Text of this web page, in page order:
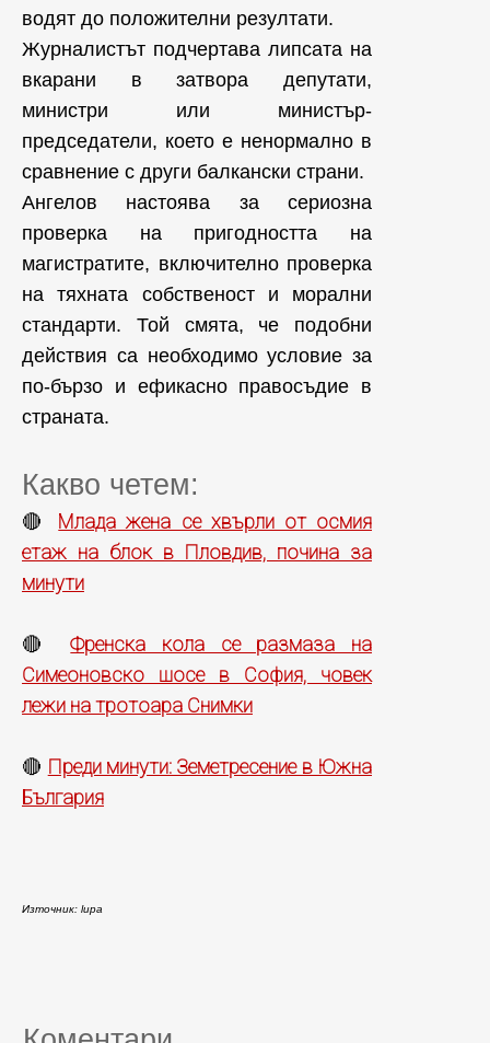
водят до положителни резултати.
Журналистът подчертава липсата на
вкарани в затвора депутати,
министри или министър-
председатели, което е ненормално в
сравнение с други балкански страни.
Ангелов настоява за сериозна
проверка на пригодността на
магистратите, включително проверка
на тяхната собственост и морални
стандарти. Той смята, че подобни
действия са необходимо условие за
по-бързо и ефикасно правосъдие в
страната.
Какво четем:
🔴 Млада жена се хвърли от осмия
етаж на блок в Пловдив, почина за
минути
🔴Френска кола се размаза на
Симеоновско шосе в София, човек
лежи на тротоара Снимки
🔴 Преди минути: Земетресение в Южна
България
Източник: lupa